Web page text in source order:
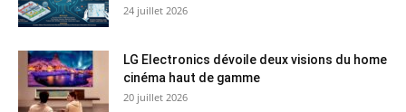
24 juillet 2026
LG Electronics dévoile deux visions du home
cinéma haut de gamme
20 juillet 2026